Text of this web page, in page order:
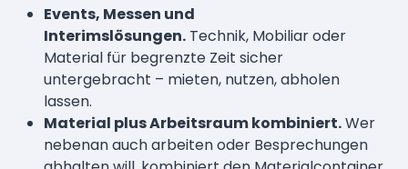
Events, Messen und
Interimslösungen. Technik, Mobiliar oder
Material für begrenzte Zeit sicher
untergebracht – mieten, nutzen, abholen
lassen.
Material plus Arbeitsraum kombiniert.Wer
nebenan auch arbeiten oder Besprechungen